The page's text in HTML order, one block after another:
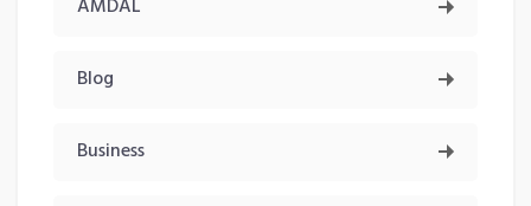
AMDAL
Blog
Business